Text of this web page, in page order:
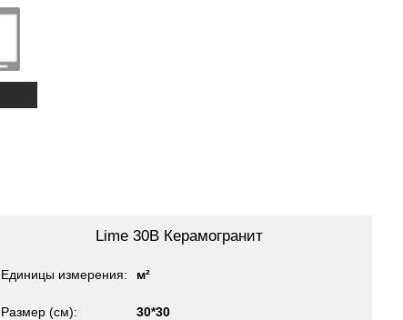
Lime 30B Керамогранит
Единицы измерения м²
Размер (см) 30*30